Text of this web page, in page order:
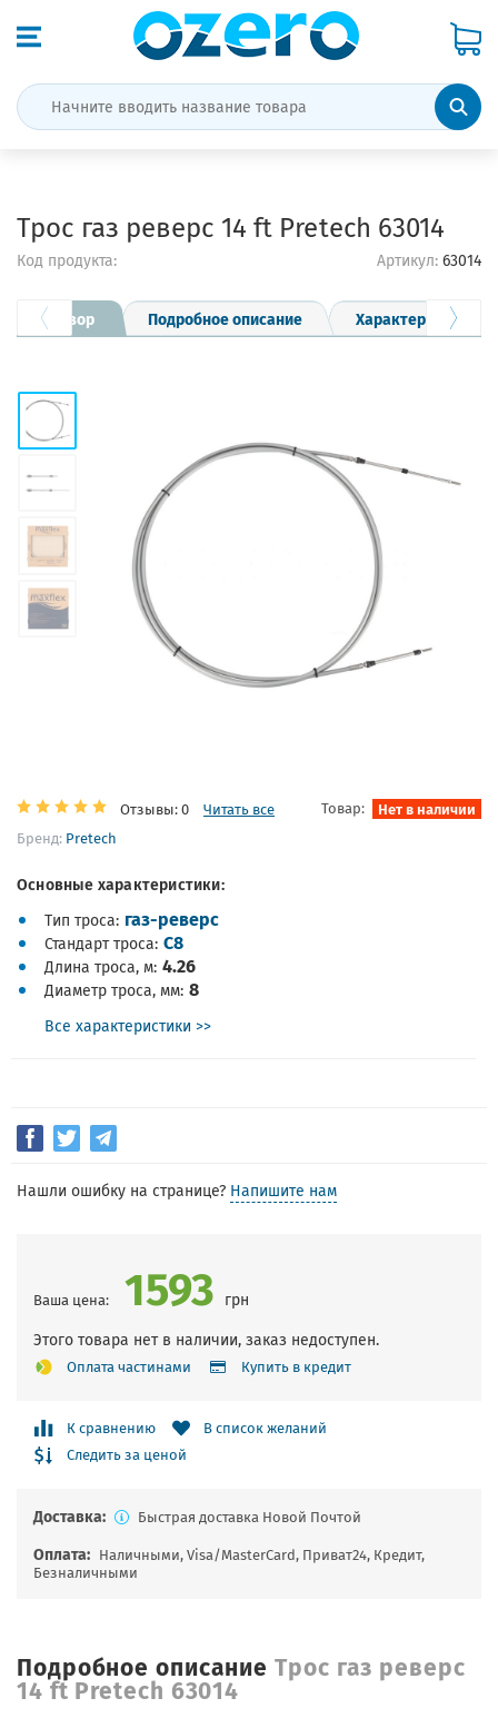
Трос газ реверс 14 ft Pretech 63014
Код продукта: Артикул: 63014
Обзор Подробное описание Характеристики
Отзывы: 0 Читать все Товар: Нет в наличии
Бренд: Pretech
Основные характеристики:
Тип троса газ-реверс
Стандарт троса С8
Длина троса, м 4.26
Диаметр троса, мм 8
Все характеристики >>
Нашли ошибку на странице? Напишите нам
Ваша цена: 1593 грн
Этого товара нет в наличии, заказ недоступен.
Оплата частинами Купить в кредит
К сравнению
В список желаний
Следить за ценой
Доставка: Быстрая доставка Новой Почтой
Оплата: Наличными, Visa/MasterCard, Приват24, Кредит,
Безналичными
Подробное описаниеТрос газ реверс
14 ft Pretech 63014